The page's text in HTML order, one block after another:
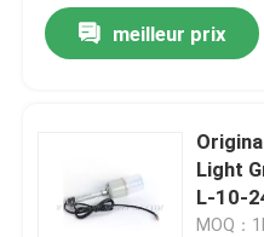
meilleur prix
Light
L-10-
MOQ：